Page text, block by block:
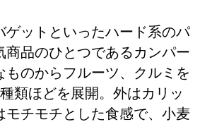
ゲットといったハード系のパ
商品のひとつであるカンパー
ものからフルーツ、クルミを
類ほどを展開。外はカリッ
モチモチとした食感で、小麦